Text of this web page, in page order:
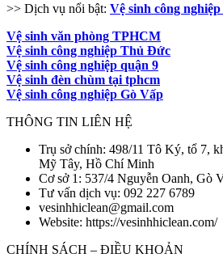
>> Dịch vụ nổi bật: Vệ sinh công
Vệ sinh văn phòng TPHCM
Vệ sinh công nghiệp Thủ Đức
Vệ sinh công nghiệp quận 9
Vệ sinh đèn chùm tại tphcm
Vệ sinh công nghiệp Gò Vấp
THÔNG TIN LIÊN HỆ
Trụ sở chính: 498/11 Tô Ký, tổ 7,
Mỹ Tây, Hồ Chí Minh
Cơ sở 1: 537/4 Nguyễn Oanh, Gò
Tư vấn dịch vụ: 092 227 6789
vesinhhiclean@gmail.com
Website: https://vesinhhiclean.com/
CHÍNH SÁCH – ĐIỀU KHOẢN